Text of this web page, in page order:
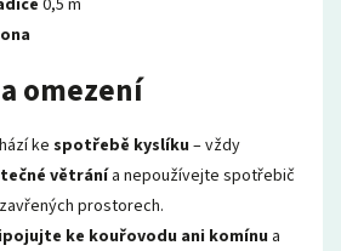
omezení
ke spotřebě kyslíku – vždy
větránía nepoužívejte spotřebič
prostorech.
ke kouřovodu ani komínu a